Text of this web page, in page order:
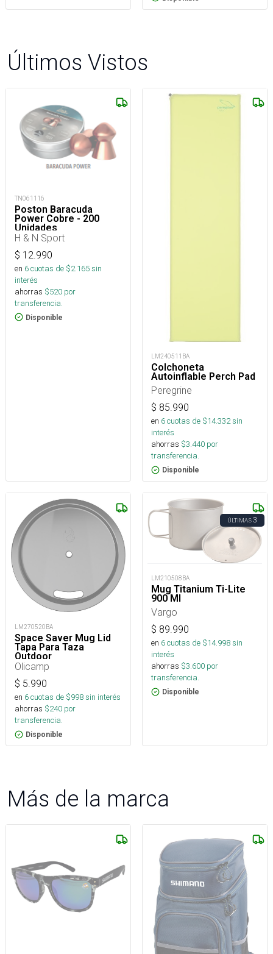
Últimos Vistos
TN061116
Poston Baracuda
Power Cobre - 200
Unidades
H & N Sport
$ 12.990
en 6cuotas de $2.165sin
interés
ahorras $520 por
transferencia.
Disponible
LM240511BA
Colchoneta
Autoinflable Perch Pad
Peregrine
$ 85.990
en 6cuotas de $14.332sin
interés
ahorras $3.440 por
transferencia.
Disponible
LM270520BA
Space Saver Mug Lid
Tapa Para Taza
Outdoor
Olicamp
$ 5.990
en 6cuotas de $998sin interés
ahorras $240 por
transferencia.
Disponible
ÚLTIMAS3
LM210508BA
Mug Titanium Ti-Lite
900 Ml
Vargo
$ 89.990
en 6cuotas de $14.998sin
interés
ahorras $3.600 por
transferencia.
Disponible
Más de la marca